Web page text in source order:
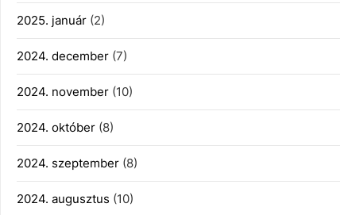
2025. január (2)
2024. december (7)
2024. november (10)
2024. október (8)
2024. szeptember (8)
2024. augusztus (10)